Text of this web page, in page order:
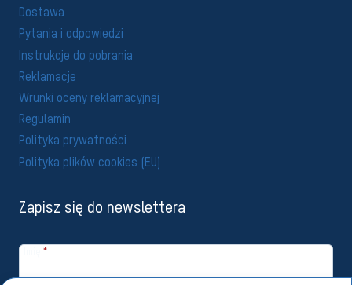
Dostawa
Pytania i odpowiedzi
Instrukcje do pobrania
Reklamacje
Wrunki oceny reklamacyjnej
Regulamin
Polityka prywatności
Polityka plików cookies (EU)
Zapisz się do newslettera
*